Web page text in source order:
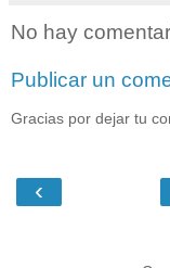
No hay
Publicar un
Gracias por dejar tu
‹